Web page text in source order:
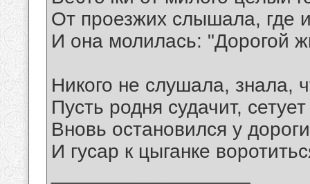
От проезжих слышала, где
И она молилась: "Дорогой
Никого не слушала, знала,
Пусть родня судачит,
Вновь остановился у
И гусар к цыганке